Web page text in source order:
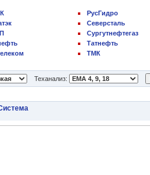
РусГидро
Северсталь
Сургутнефтегаз
Татнефть
ТМК
Теханализ: